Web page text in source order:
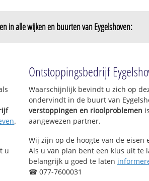
in alle wijken en buurten van Eygelshoven:
.
u
Ontstoppingsbedrijf
Waarschijnlijk bevindt u zich op
ondervindt in de buurt van
verstoppingen en rioolproblemen
aangewezen partner.
Wij zijn op de hoogte van de
Als u van plan bent een klus uit te
belangrijk u goed te laten
☎ 077-7600031